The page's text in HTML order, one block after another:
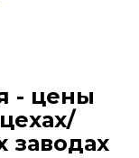
- цены
заводах